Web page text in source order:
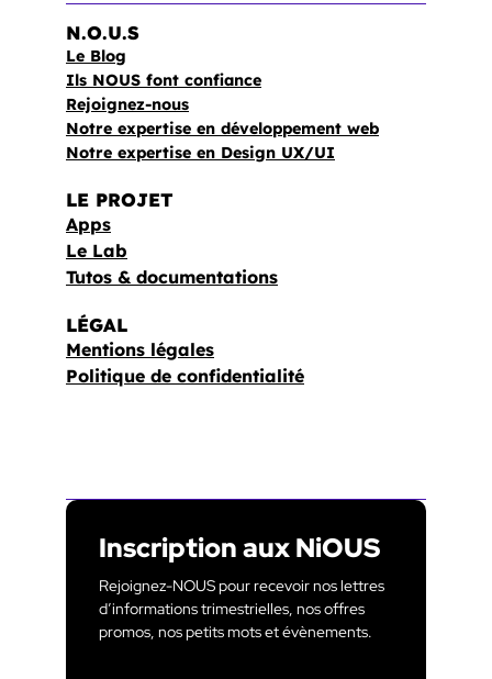
N.O.U.S
Le Blog
Ils NOUS font confiance
Rejoignez-nous
Notre expertise en développement web
Notre expertise en Design UX/UI
LE PROJET
Apps
Le Lab
Tutos & documentations
LÉGAL
Mentions légales
Politique de confidentialité
Inscription aux NiOUS
Rejoignez-NOUS pour recevoir nos lettres
d’informations trimestrielles, nos offres
promos, nos petits mots et évènements.